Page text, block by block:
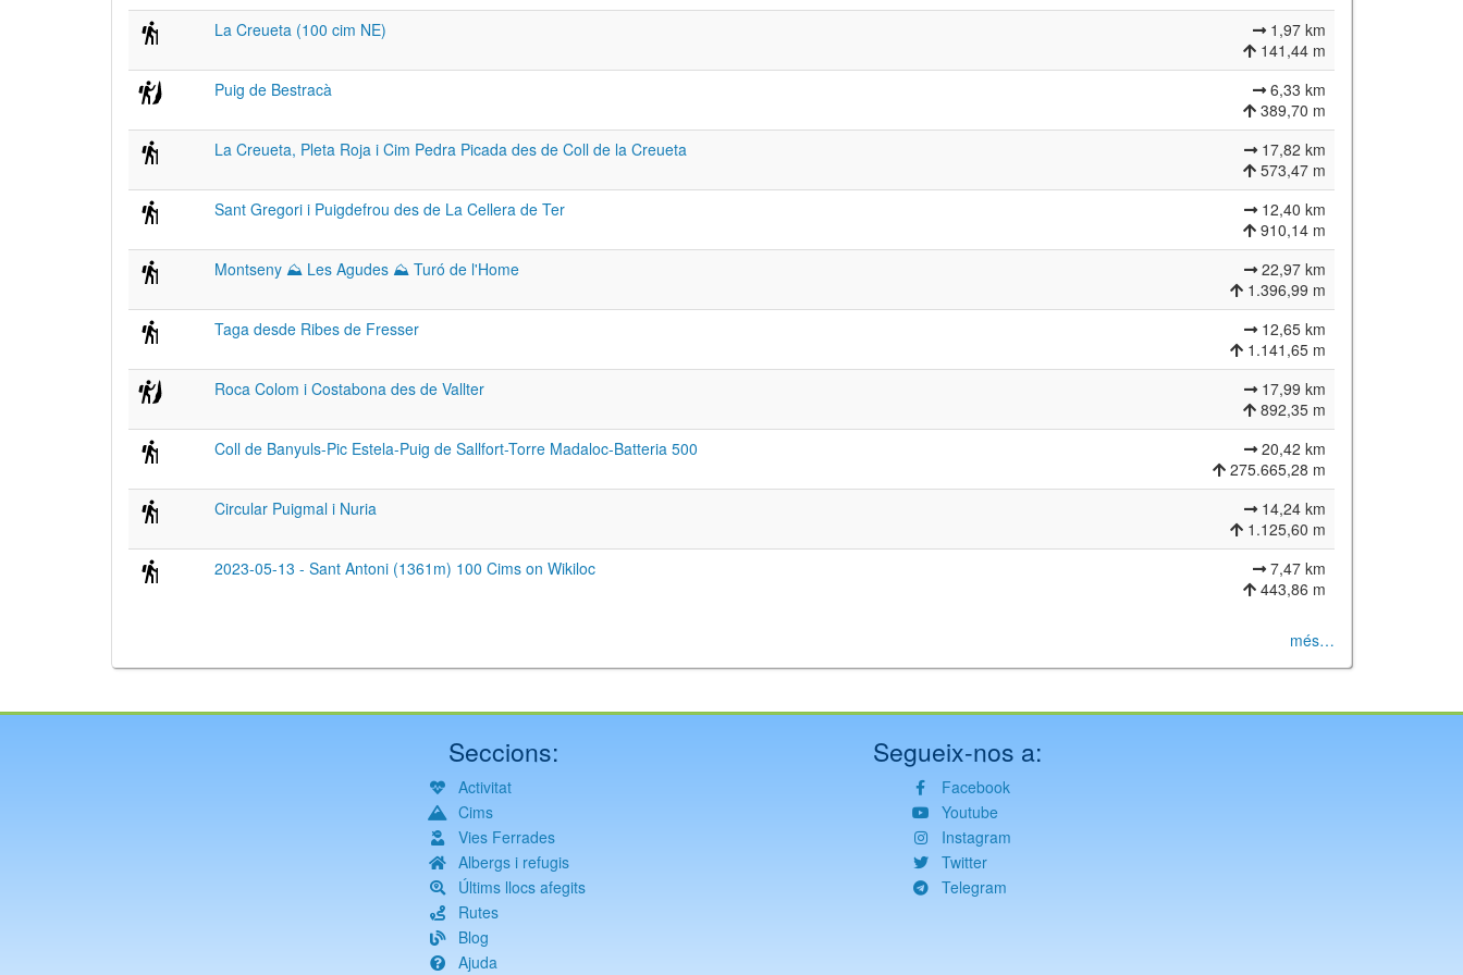
La Creueta (100 cim NE)
1,97 km
141,44 m
Puig de Bestracà
6,33 km
389,70 m
La Creueta, Pleta Roja i Cim Pedra Picada des de Coll de la Creueta
17,82 km
573,47 m
Sant Gregori i Puigdefrou des de La Cellera de Ter
12,40 km
910,14 m
Montseny ⛰ Les Agudes ⛰ Turó de l'Home
22,97 km
1.396,99 m
Taga desde Ribes de Fresser
12,65 km
1.141,65 m
Roca Colom i Costabona des de Vallter
17,99 km
892,35 m
Coll de Banyuls-Pic Estela-Puig de Sallfort-Torre Madaloc-Batteria 500
20,42 km
275.665,28 m
Circular Puigmal i Nuria
14,24 km
1.125,60 m
2023-05-13 - Sant Antoni (1361m) 100 Cims on Wikiloc
7,47 km
443,86 m
més…
Seccions:
Activitat
Cims
Vies Ferrades
Albergs i refugis
Últims llocs afegits
Rutes
Blog
Ajuda
Segueix-nos a:
Facebook
Youtube
Instagram
Twitter
Telegram